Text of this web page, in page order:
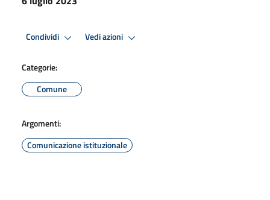
Condividi Vedi azioni
Categorie:
Comune
Argomenti:
Comunicazione istituzionale